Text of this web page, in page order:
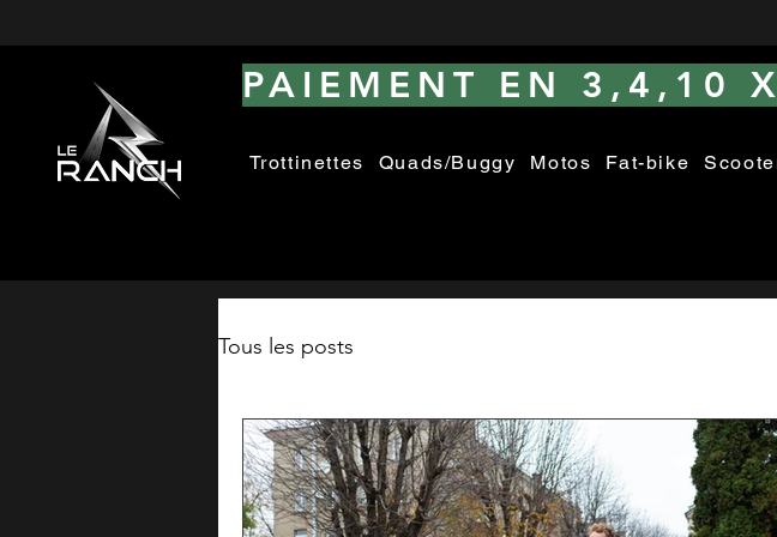
PAIEMENT EN 3,4,10
Trottinettes Quads/Buggy Motos Fat-bike
Tous les posts